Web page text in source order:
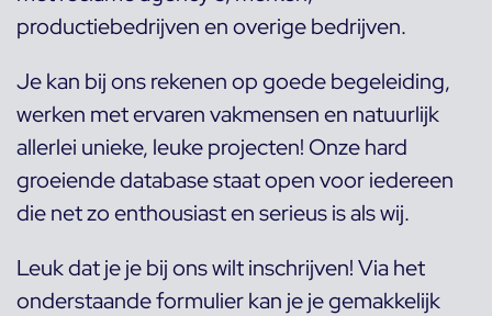
productiebedrijven en overige bedrijven.
Je kan bij ons rekenen op goede begeleiding,
werken met ervaren vakmensen en natuurlijk
allerlei unieke, leuke projecten! Onze hard
groeiende database staat open voor iedereen
die net zo enthousiast en serieus is als wij.
Leuk dat je je bij ons wilt inschrijven! Via het
onderstaande formulier kan je je gemakkelijk